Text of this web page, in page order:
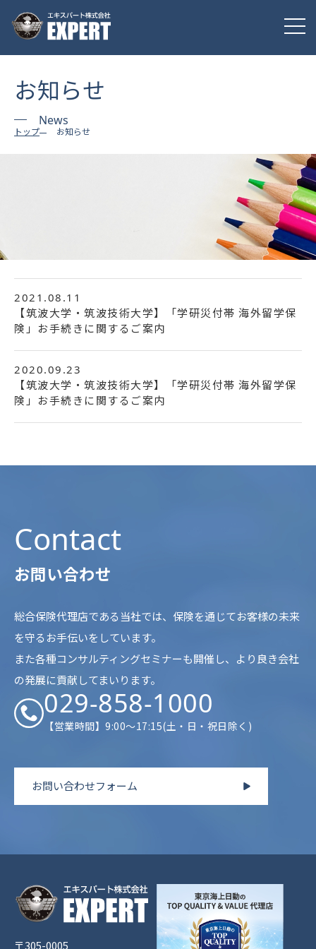
お知らせ
News
トップ お知らせ
2021.08.11
【筑波大学・筑波技術大学】「学研災付帯 海外留学保
険」お手続きに関するご案内
2020.09.23
【筑波大学・筑波技術大学】「学研災付帯 海外留学保
険」お手続きに関するご案内
Contact
お問い合わせ
総合保険代理店である当社では、保険を通じてお客様の未来
を守るお手伝いをしています。
また各種コンサルティングセミナーも開催し、より良き会社
の発展に貢献してまいります。
029-858-1000
【営業時間】9:00～17:15(土・日・祝日除く)
お問い合わせフォーム
〒305-0005